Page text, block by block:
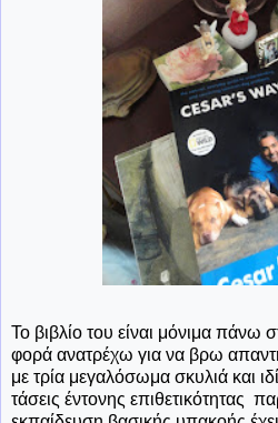
Το βιβλίο του είναι μόνιμα πάνω
φορά ανατρέχω για να βρω
με τρία μεγαλόσωμα σκυλιά και
τάσεις έντονης επιθετικότητας